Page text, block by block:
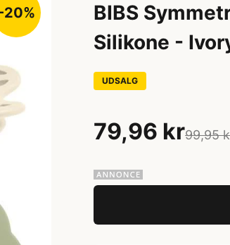
20%
BIBS
Silikone -
UDSALG
79,96 kr99,95